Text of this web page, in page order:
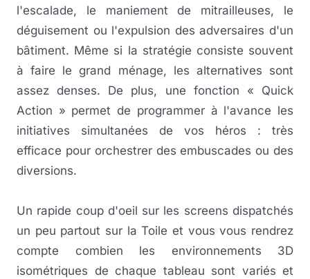
l'escalade, le maniement de mitrailleuses, le
déguisement ou l'expulsion des adversaires d'un
bâtiment. Même si la stratégie consiste souvent
à faire le grand ménage, les alternatives sont
assez denses. De plus, une fonction « Quick
Action » permet de programmer à l'avance les
initiatives simultanées de vos héros : très
efficace pour orchestrer des embuscades ou des
diversions.
Un rapide coup d'oeil sur les screens dispatchés
un peu partout sur la Toile et vous vous rendrez
compte combien les environnements 3D
isométriques de chaque tableau sont variés et